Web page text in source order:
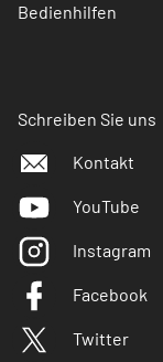
Bedienhilfen
Schreiben Sie uns
Kontakt
YouTube
Instagram
Facebook
Twitter